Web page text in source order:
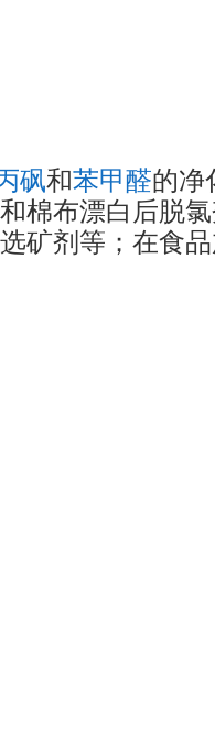
砜和苯甲醛的净
棉布漂白后脱氯
矿剂等；在食